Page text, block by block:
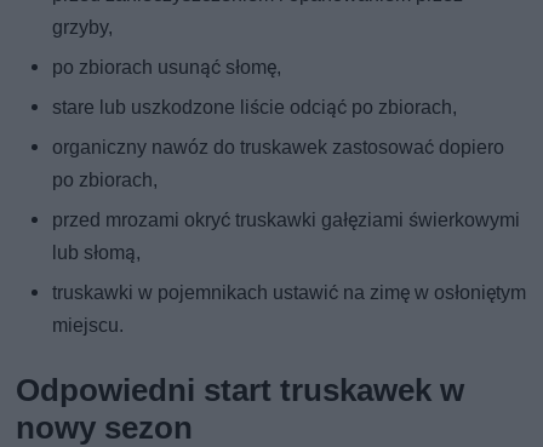
grzyby,
po zbiorach usunąć słomę,
stare lub uszkodzone liście odciąć po zbiorach,
organiczny nawóz do truskawek zastosować dopiero
po zbiorach,
przed mrozami okryć truskawki gałęziami świerkowymi
lub słomą,
truskawki w pojemnikach ustawić na zimę w osłoniętym
miejscu.
Odpowiedni start truskawek w
nowy sezon